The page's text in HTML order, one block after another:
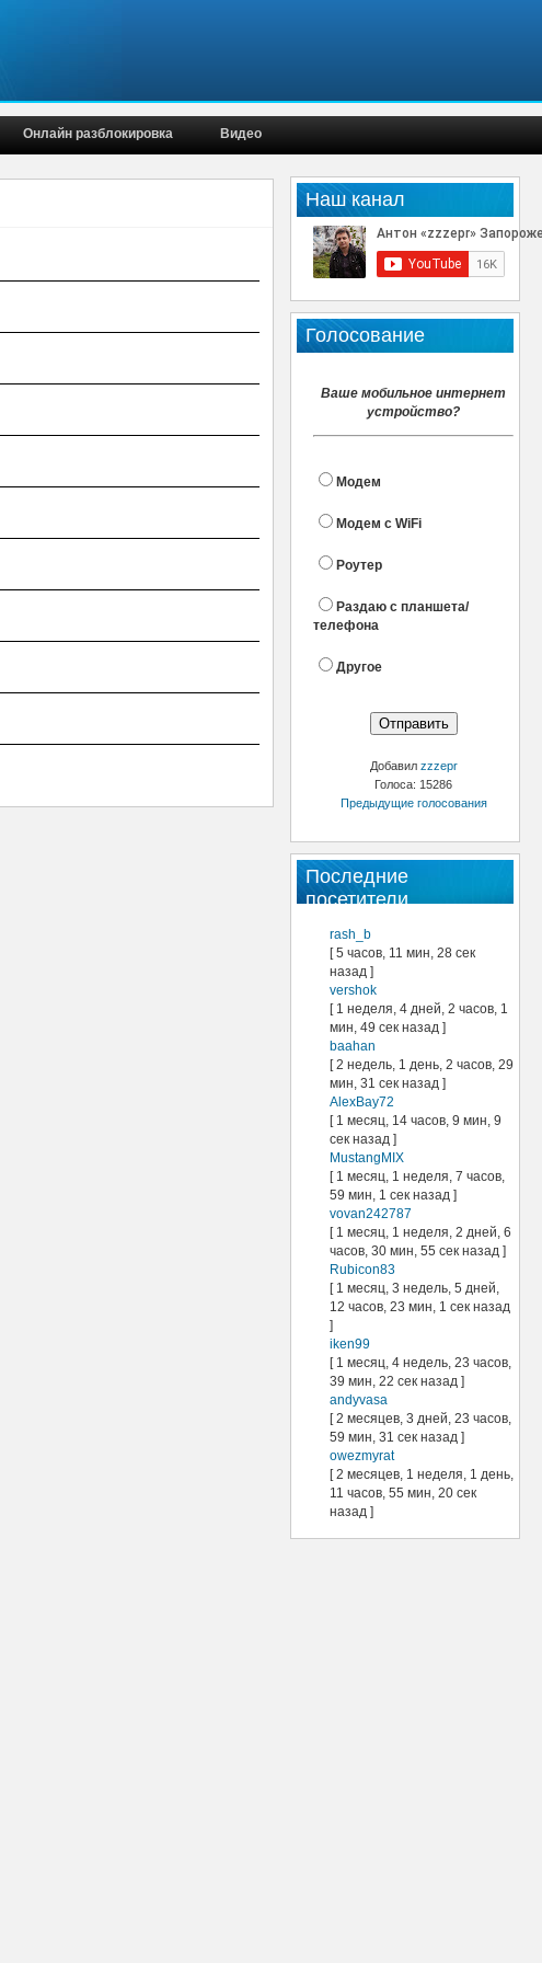
Онлайн разблокировка Видео
Наш канал
Голосование
Ваше мобильное интернет
устройство?
Модем
Модем с WiFi
Роутер
Раздаю с планшета/
телефона
Другое
Добавил zzzepr
Голоса: 15286
Предыдущие голосования
Последние
посетители
rash_b
[ 5 часов, 11 мин, 28 сек
назад ]
vershok
[ 1 неделя, 4 дней, 2 часов, 1
мин, 49 сек назад ]
baahan
[ 2 недель, 1 день, 2 часов, 29
мин, 31 сек назад ]
AlexBay72
[ 1 месяц, 14 часов, 9 мин, 9
сек назад ]
MustangMIX
[ 1 месяц, 1 неделя, 7 часов,
59 мин, 1 сек назад ]
vovan242787
[ 1 месяц, 1 неделя, 2 дней, 6
часов, 30 мин, 55 сек назад ]
Rubicon83
[ 1 месяц, 3 недель, 5 дней,
12 часов, 23 мин, 1 сек назад
]
iken99
[ 1 месяц, 4 недель, 23 часов,
39 мин, 22 сек назад ]
andyvasa
[ 2 месяцев, 3 дней, 23 часов,
59 мин, 31 сек назад ]
owezmyrat
[ 2 месяцев, 1 неделя, 1 день,
11 часов, 55 мин, 20 сек
назад ]